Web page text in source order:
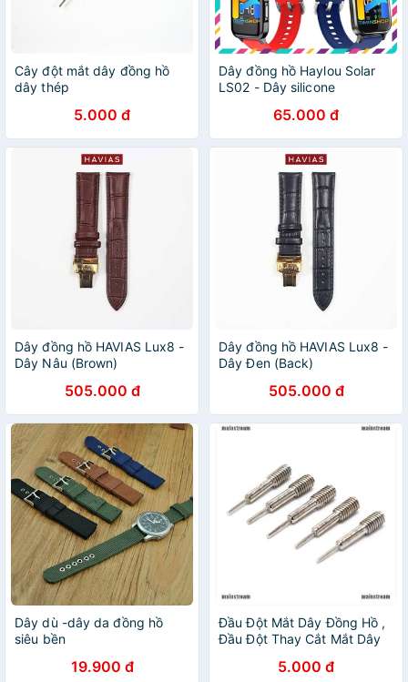
Cây đột mắt dây đồng hồ
dây thép
5.000 đ
Dây đồng hồ Haylou Solar
LS02 - Dây silicone
65.000 đ
Dây đồng hồ HAVIAS Lux8 -
Dây Nâu (Brown)
505.000 đ
Dây đồng hồ HAVIAS Lux8 -
Dây Đen (Back)
505.000 đ
Dây dù -dây da đồng hồ
siêu bền
19.900 đ
Đầu Đột Mắt Dây Đồng Hồ ,
Đầu Đột Thay Cắt Mắt Dây
5.000 đ